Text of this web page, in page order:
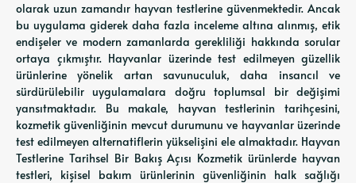
olarak uzun zamandır hayvan testlerine güvenmektedir. Ancak
bu uygulama giderek daha fazla inceleme altına alınmış, etik
endişeler ve modern zamanlarda gerekliliği hakkında sorular
ortaya çıkmıştır. Hayvanlar üzerinde test edilmeyen güzellik
ürünlerine yönelik artan savunuculuk, daha insancıl ve
sürdürülebilir uygulamalara doğru toplumsal bir değişimi
yansıtmaktadır. Bu makale, hayvan testlerinin tarihçesini,
kozmetik güvenliğinin mevcut durumunu ve hayvanlar üzerinde
test edilmeyen alternatiflerin yükselişini ele almaktadır. Hayvan
Testlerine Tarihsel Bir Bakış Açısı Kozmetik ürünlerde hayvan
testleri, kişisel bakım ürünlerinin güvenliğinin halk sağlığı